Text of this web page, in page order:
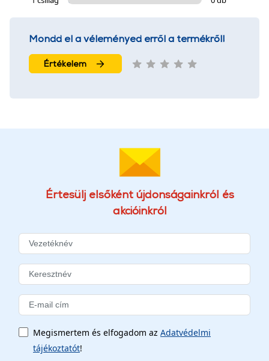
Mondd el a véleményed erről a termékről!
Értékelem
Értesülj elsőként újdonságainkról és
akcióinkról
Megismertem és elfogadom az Adatvédelmi
tájékoztatót!